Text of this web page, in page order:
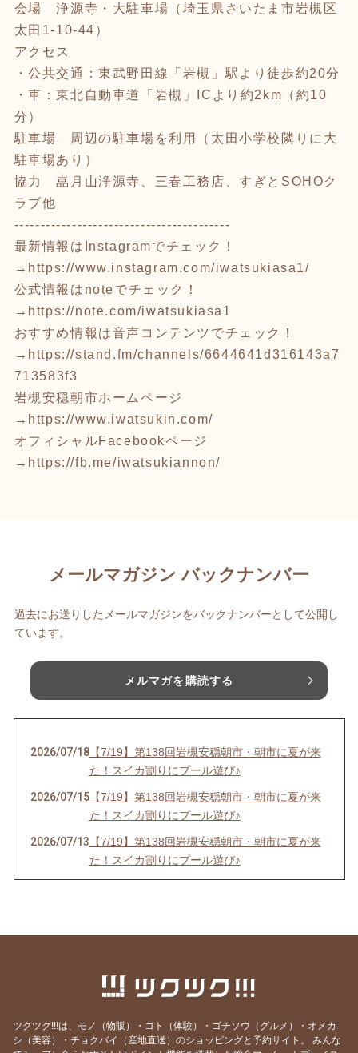
会場 浄源寺・大駐車場（埼玉県さいたま市岩槻区
太田1-10-44）
アクセス
・公共交通：東武野田線「岩槻」駅より徒歩約20分
・車：東北自動車道「岩槻」ICより約2km（約10
分）
駐車場 周辺の駐車場を利用（太田小学校隣りに大
駐車場あり）
協力 嵓月山浄源寺、三春工務店、すぎとSOHOク
ラブ他
-----------------------------------------
最新情報はInstagramでチェック！
→ https://www.instagram.com/iwatsukiasa1/
公式情報はnoteでチェック！
→ https://note.com/iwatsukiasa1
おすすめ情報は音声コンテンツでチェック！
→ https://stand.fm/channels/6644641d316143a7
713583f3
岩槻安穏朝市ホームページ
→ https://www.iwatsukin.com/
オフィシャルFacebookページ
→ https://fb.me/iwatsukiannon/
メールマガジン バックナンバー
過去にお送りしたメールマガジンをバックナンバーとして公開し
ています。
メルマガを購読する
2026/07/18【7/19】第138回岩槻安穏朝市・朝市に夏が来
た！スイカ割りにプール遊び♪
2026/07/15【7/19】第138回岩槻安穏朝市・朝市に夏が来
た！スイカ割りにプール遊び♪
2026/07/13 【7/19】第138回岩槻安穏朝市・朝市に夏が来
た！スイカ割りにプール遊び♪
【6/21】第137回岩槻安穏朝市・父の日ワーク
ショップまつり開催！パパ自慢大会で賞品をゲ
2026/06/10【6/21】第137回岩槻安穏朝市・父の日ワーク
ツクツク!!!は、モノ（物販）・コト（体験）・ゴチソウ（グルメ）・オメカ
シ（美容）・チョクバイ（産地直送）のショッピングと予約サイト。
みんな